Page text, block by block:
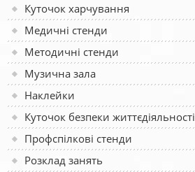
Куточок харчування
Медичні стенди
Методичні стенди
Музична зала
Наклейки
Куточок безпеки життєдіяльності
Профспілкові стенди
Розклад занять